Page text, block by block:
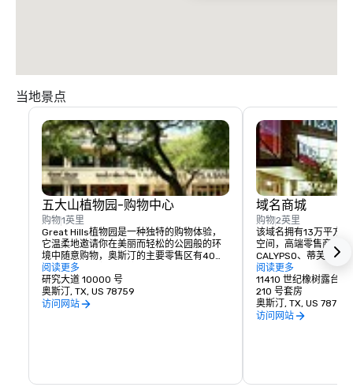
当地景点
五大山植物园-购物中心
购物1英里
Great Hills植物园是一种独特的购物体验，
它温柔地邀请你在美丽而轻松的公园般的环
境中随意购物，奥斯汀的主要零售区有40多
家精品商店和餐厅。植物园拥有大量零售
商，例如 Pottery Barn、Barnes & Noble
书店、Z Gallerie、The Gap 和 AZIZ 沙龙和
日间水疗中心。购物者在这个受欢迎的目的
阅读更多
研究大道 10000 号
奥斯汀, TX, US 78759
访问网站
域名商城
购物2英里
该域名拥有13万平方
空间，高端零售商包
CALYPSO、蒂芙尼公
库斯以及Daily Grill、
Maggiano's Little
North等餐厅。The
开放，其背景设定在
阁楼建筑框架内。
阅读更多
11410 世纪橡树露台
210 号套房
奥斯汀, TX, US 78758
访问网站